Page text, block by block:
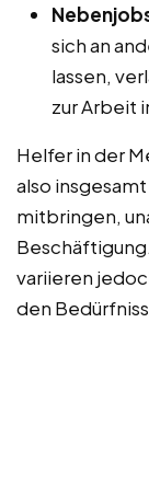
sich an
lassen,
zur Arbeit
Helfer in der
also
mitbringen,
variieren
den